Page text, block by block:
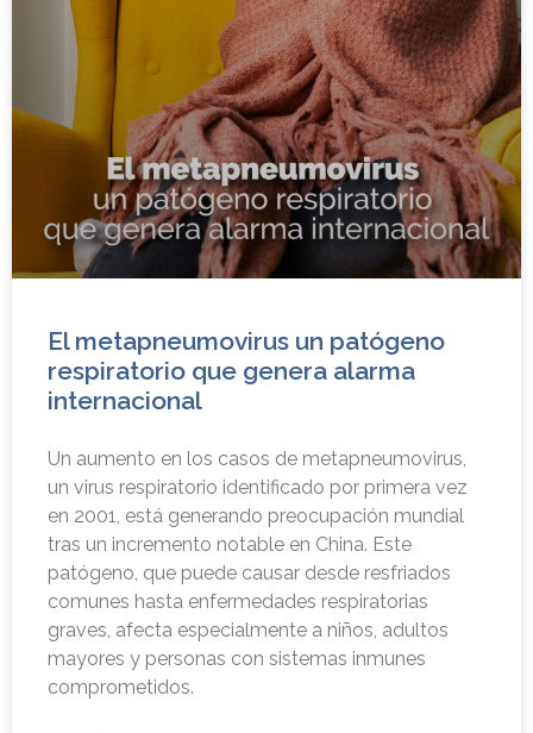
El metapneumovirus un patógeno
respiratorio que genera alarma
internacional
Un aumento en los casos de metapneumovirus,
un virus respiratorio identificado por primera vez
en 2001, está generando preocupación mundial
tras un incremento notable en China. Este
patógeno, que puede causar desde resfriados
comunes hasta enfermedades respiratorias
graves, afecta especialmente a niños, adultos
mayores y personas con sistemas inmunes
comprometidos.